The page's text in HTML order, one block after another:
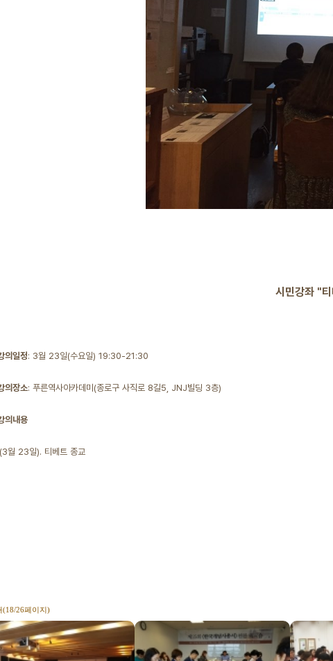
시민강좌 "
일정: 3월 23일(수요일) 19:30-21:30
의장소: 푸른역사아카데미(종로구 사직로 8길5, JNJ빌딩 3층)
의내용
월 23일). 티베트 종교
(18/26페이지)